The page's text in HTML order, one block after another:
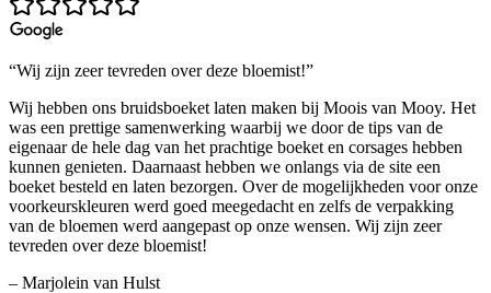
“Wij zijn zeer tevreden over deze bloemist!”
Wij hebben ons bruidsboeket laten maken bij Moois van Mooy. Het
was een prettige samenwerking waarbij we door de tips van de
eigenaar de hele dag van het prachtige boeket en corsages hebben
kunnen genieten. Daarnaast hebben we onlangs via de site een
boeket besteld en laten bezorgen. Over de mogelijkheden voor onze
voorkeurskleuren werd goed meegedacht en zelfs de verpakking
van de bloemen werd aangepast op onze wensen. Wij zijn zeer
tevreden over deze bloemist!
– Marjolein van Hulst